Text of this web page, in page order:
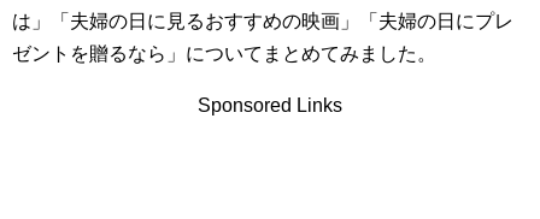
は」「夫婦の日に見るおすすめの映画」「夫婦の日にプレ
ゼントを贈るなら」についてまとめてみました。
Sponsored Links